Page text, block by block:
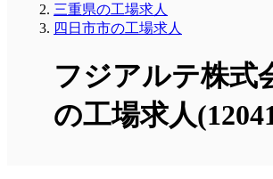
三重県の工場求人
四日市市の工場求人
フジアルテ株式
の工場求人